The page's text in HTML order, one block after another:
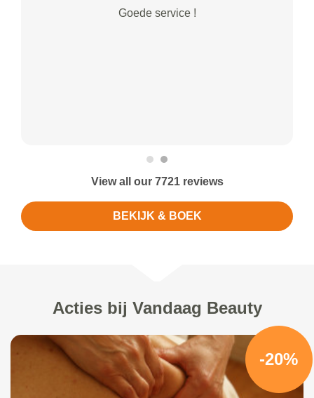
Goede service !
View all our 7721 reviews
BEKIJK & BOEK
Acties bij Vandaag Beauty
-20%